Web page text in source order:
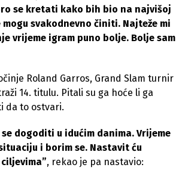
se kretati kako bih bio na najvišoj
svakodnevno činiti. Najteže mi
vrijeme igram puno bolje. Bolje sam
Roland Garros, Grand Slam turnir
14. titulu. Pitali su ga hoće li ga
da to ostvari.
se dogoditi u idućim danima. Vrijeme
i borim se. Nastavit ću
, rekao je pa nastavio: